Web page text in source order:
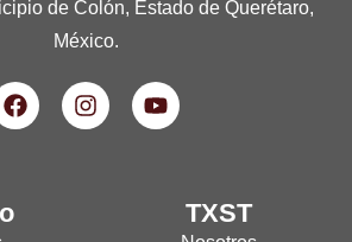
de Colón, Estado de Querétaro,
México.
TXST